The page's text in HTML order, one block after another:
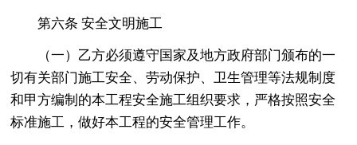
第六条 安全文明施工
（一）乙方必须遵守国家及地方政府部门颁布的一
切有关部门施工安全、劳动保护、卫生管理等法规制度
和甲方编制的本工程安全施工组织要求，严格按照安全
标准施工，做好本工程的安全管理工作。